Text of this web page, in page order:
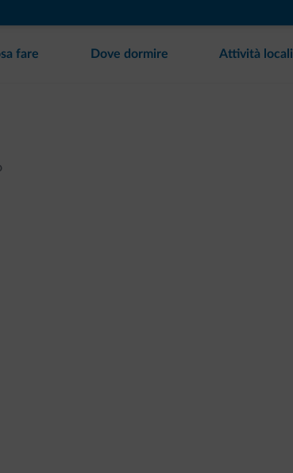
fare Dove dormire Attività locali